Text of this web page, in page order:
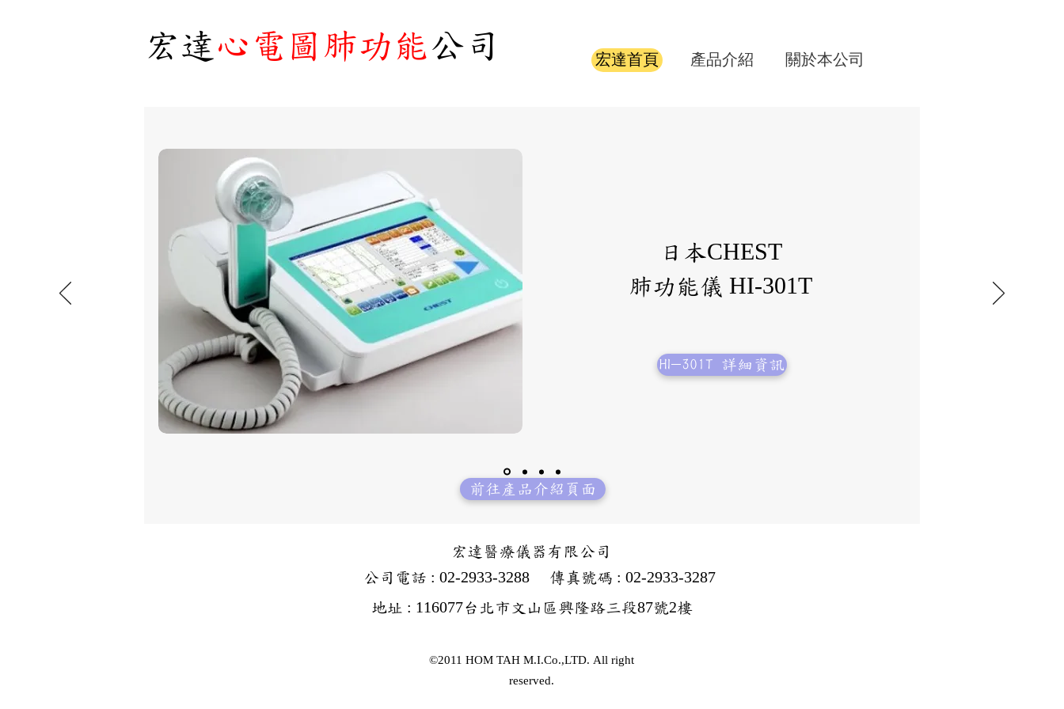
宏達 心電圖肺功能公司 宏達首頁 產品介紹 關於本公司
前往產品介紹頁面
日本CHEST
肺功能儀 HI-301T
HI-301T 詳細資訊
​宏達醫療儀器有限公司
公司電話 : 02-2933-3288 傳真號碼 : 02-2933-3287
地址 : 116077台北市文山區興隆路三段87號2樓
©2011 HOM TAH M.I.Co.,LTD. All right
reserved.